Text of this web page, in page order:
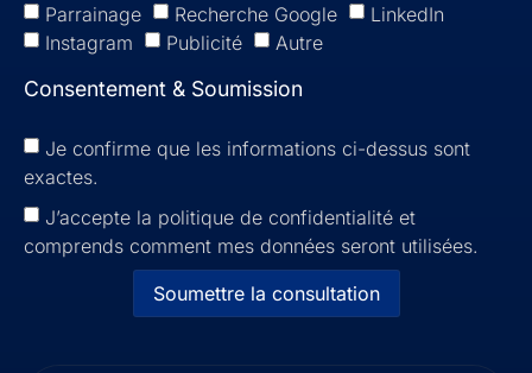
Parrainage Recherche Google
LinkedIn
Instagram
Publicité Autre
Consentement & Soumission
Je confirme que les informations ci-dessus sont
exactes.
J’accepte la politique de confidentialité et
comprends comment mes données seront utilisées.
Soumettre la consultation